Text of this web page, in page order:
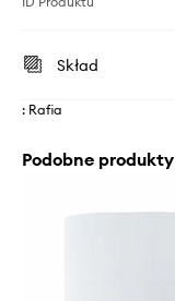
Skład
: Rafia
Podobne produkty